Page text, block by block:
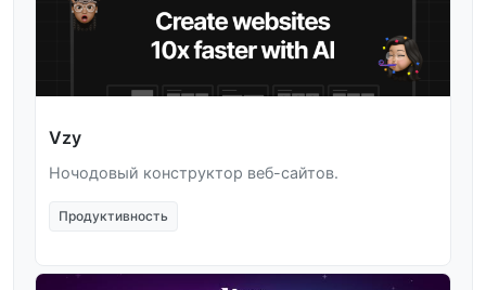
Vzy
Ночодовый конструктор веб-сайтов.
Продуктивность